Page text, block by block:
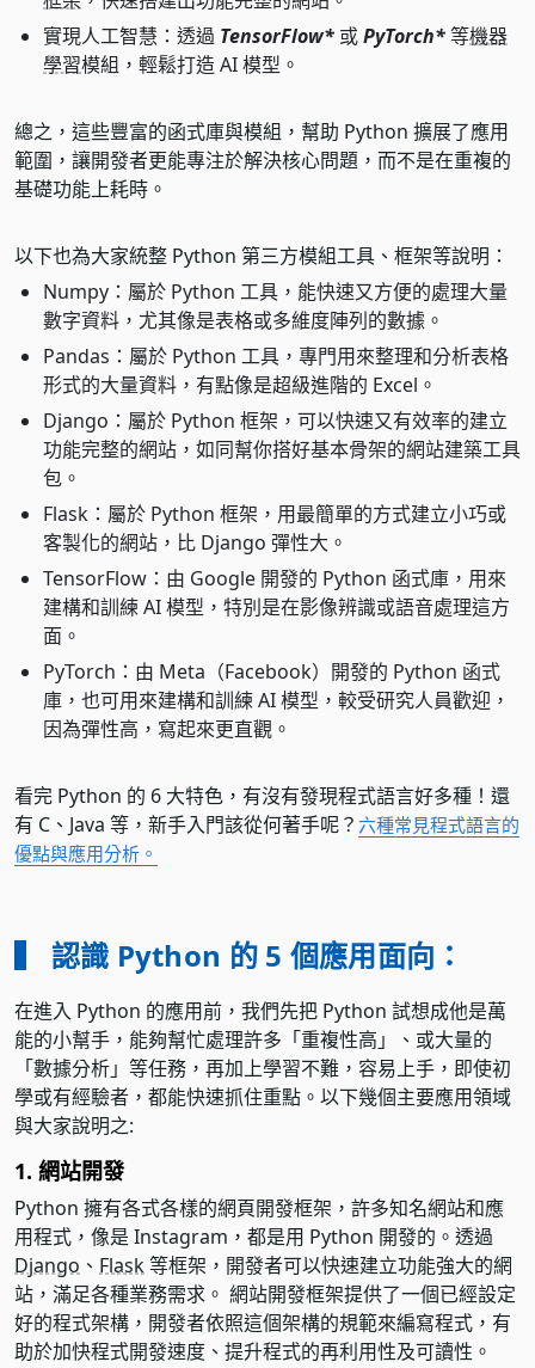
實現人工智慧：透過 TensorFlow* 或PyTorch*等機器
學習模組，輕鬆打造 AI 模型。
總之，這些豐富的函式庫與模組，幫助 Python 擴展了應用
範圍，讓開發者更能專注於解決核心問題，而不是在重複的
基礎功能上耗時。
以下也為大家統整 Python 第三方模組工具、框架等說明：
Numpy：屬於 Python 工具，能快速又方便的處理大量
數字資料，尤其像是表格或多維度陣列的數據。
Pandas：屬於 Python 工具，專門用來整理和分析表格
形式的大量資料，有點像是超級進階的 Excel。
Django：屬於 Python 框架，可以快速又有效率的建立
功能完整的網站，如同幫你搭好基本骨架的網站建築工具
包。
Flask：屬於 Python 框架，用最簡單的方式建立小巧或
客製化的網站，比 Django 彈性大。
TensorFlow：由 Google 開發的 Python 函式庫，用來
建構和訓練 AI 模型，特別是在影像辨識或語音處理這方
面。
PyTorch：由 Meta（Facebook）開發的 Python 函式
庫，也可用來建構和訓練 AI 模型，較受研究人員歡迎，
因為彈性高，寫起來更直觀。
看完 Python 的 6 大特色，有沒有發現程式語言好多種！還
有 C、Java 等，新手入門該從何著手呢？ 六種常見程式語言的
優點與應用分析。
▍ 認識 Python 的 5 個應用面向：
在進入 Python 的應用前，我們先把 Python 試想成他是萬
能的小幫手，能夠幫忙處理許多「重複性高」、或大量的
「數據分析」等任務，再加上學習不難，容易上手，即使初
學或有經驗者，都能快速抓住重點。以下幾個主要應用領域
與大家說明之:
1. 網站開發
Python 擁有各式各樣的網頁開發框架，許多知名網站和應
用程式，像是 Instagram，都是用 Python 開發的。透過
Django 、 Flask等框架，開發者可以快速建立功能強大的網
站，滿足各種業務需求。 網站開發框架提供了一個已經設定
好的程式架構，開發者依照這個架構的規範來編寫程式，有
助於加快程式開發速度、提升程式的再利用性及可讀性。